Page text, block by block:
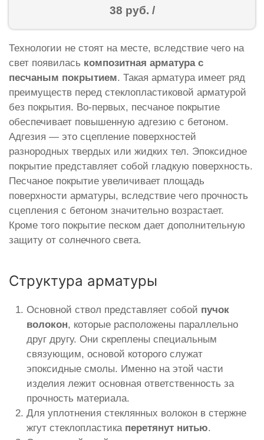
38 руб. /
Технологии не стоят на месте, вследствие чего на
свет появилась композитная арматура с
песчаным покрытием. Такая арматура имеет ряд
преимуществ перед стеклопластиковой арматурой
без покрытия. Во-первых, песчаное покрытие
обеспечивает повышенную адгезию с бетоном.
Адгезия — это сцепление поверхностей
разнородных твердых или жидких тел. Эпоксидное
покрытие представляет собой гладкую поверхность.
Песчаное покрытие увеличивает площадь
поверхности арматуры, вследствие чего прочность
сцепления с бетоном значительно возрастает.
Кроме того покрытие песком дает дополнительную
защиту от солнечного света.
Структура арматуры
Основной ствол представляет собой пучок
волокон, которые расположены параллельно
друг другу. Они скреплены специальным
связующим, основой которого служат
эпоксидные смолы. Именно на этой части
изделия лежит основная ответственность за
прочность материала.
Для уплотнения стеклянных волокон в стержне
жгут стеклопластика перетянут нитью.